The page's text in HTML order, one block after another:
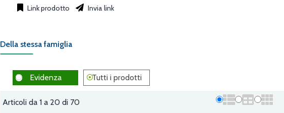
Link prodotto Invia link
Della stessa famiglia
Evidenza Tutti i prodotti
Articoli da 1 a 20 di 70